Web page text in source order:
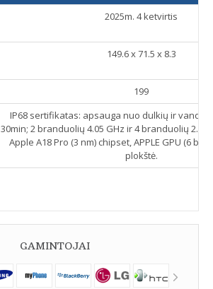
2025m. 4 ketvirtis
149.6 x 71.5 x 8.3
199
IP68 sertifikatas: apsauga nuo dulkių ir
30min; 2 branduolių 4.05 GHz ir 4 branduolių 2.42
Apple A18 Pro (3 nm) chipset, APPLE GPU (6
plokštė.
GAMINTOJAI